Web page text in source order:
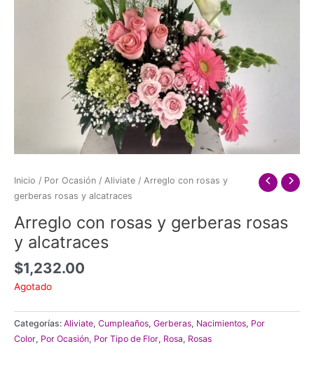
Inicio / Por Ocasión / Aliviate / Arreglo con rosas y
gerberas rosas y alcatraces
Arreglo con rosas y gerberas rosas
y alcatraces
$1,232.00
Agotado
Categorías: Aliviate, Cumpleaños, Gerberas, Nacimientos, Por
Color, Por Ocasión, Por Tipo de Flor, Rosa, Rosas